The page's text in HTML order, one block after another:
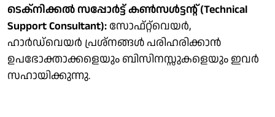
ടെക്നിക്കൽ സപ്പോർട്ട് കൺസൾട്ടന്റ് (Technical
Support Consultant): സോഫ്റ്റ്‌വെയർ,
ഹാർഡ്‌വെയർ പ്രശ്നങ്ങൾ പരിഹരിക്കാൻ
ഉപഭോക്താക്കളെയും ബിസിനസ്സുകളെയും ഇവർ
സഹായിക്കുന്നു.